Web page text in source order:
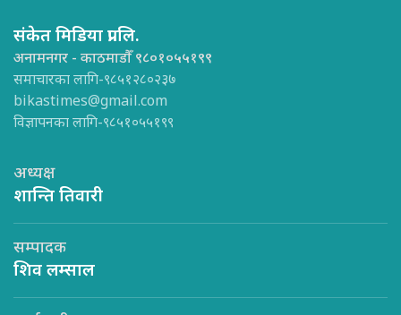
संकेत मिडिया प्रा.लि.
अनामनगर - काठमाडौँ ९८०१०५५१९९
समाचारका लागि-९८५१२८०२३७
bikastimes@gmail.com
विज्ञापनका लागि-९८५१०५५१९९
अध्यक्ष
शान्ति तिवारी
सम्पादक
शिव लम्साल